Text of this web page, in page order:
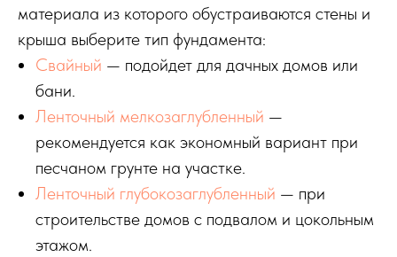
материала из которого обустраиваются стены и
крыша выберите тип фундамента:
Свайный — подойдет для дачных домов или
бани.
Ленточный мелкозаглубленный —
рекомендуется как экономный вариант при
песчаном грунте на участке.
Ленточный глубокозаглубленный — при
строительстве домов с подвалом и цокольным
этажом.